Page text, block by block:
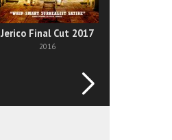
Jerico Final Cut 2017
2016